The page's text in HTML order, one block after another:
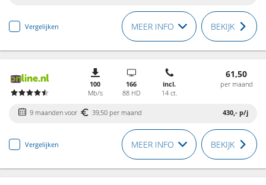
Vergelijken MEER INFO BEKIJK
100
Mb/s
166
88 HD
incl.
14 ct.
61,50
per maand
9 maanden voor 39,50 per maand 430,- p/j
Vergelijken MEER INFO BEKIJK